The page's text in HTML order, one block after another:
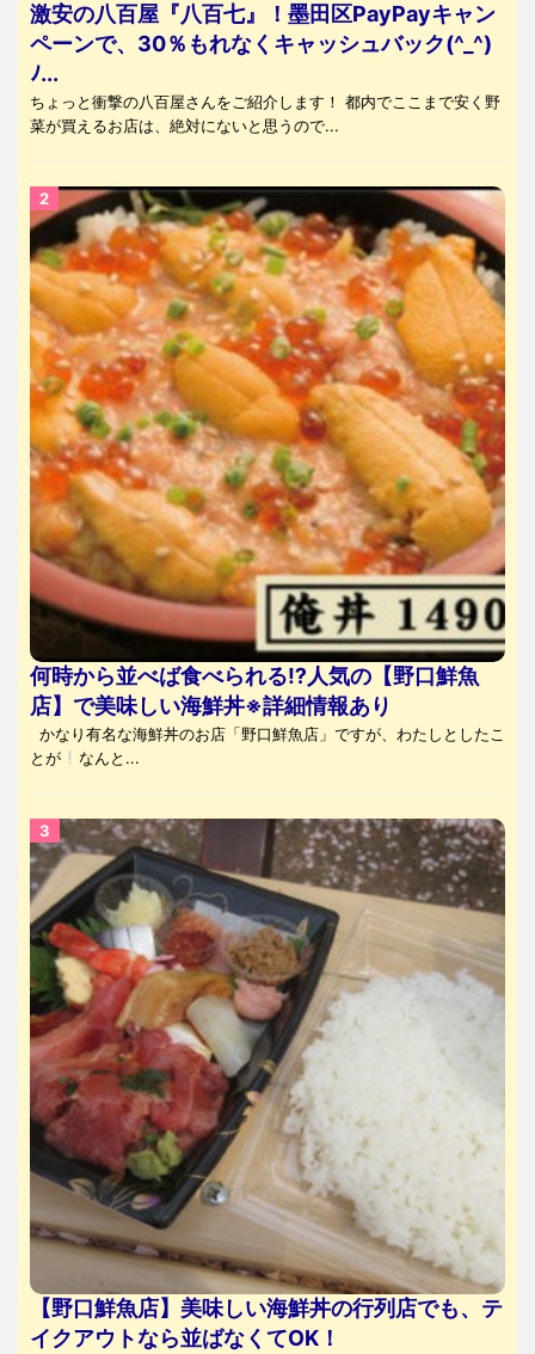
激安の八百屋『八百七』！墨田区PayPayキャン
ペーンで、30％もれなくキャッシュバック(^_^)
ﾉ...
ちょっと衝撃の八百屋さんをご紹介します！ 都内でここまで安く野
菜が買えるお店は、絶対にないと思うので...
何時から並べば食べられる⁉人気の【野口鮮魚
店】で美味しい海鮮丼※詳細情報あり
かなり有名な海鮮丼のお店「野口鮮魚店」ですが、わたしとしたこ
とが
なんと...
【野口鮮魚店】美味しい海鮮丼の行列店でも、テ
イクアウトなら並ばなくてOK！